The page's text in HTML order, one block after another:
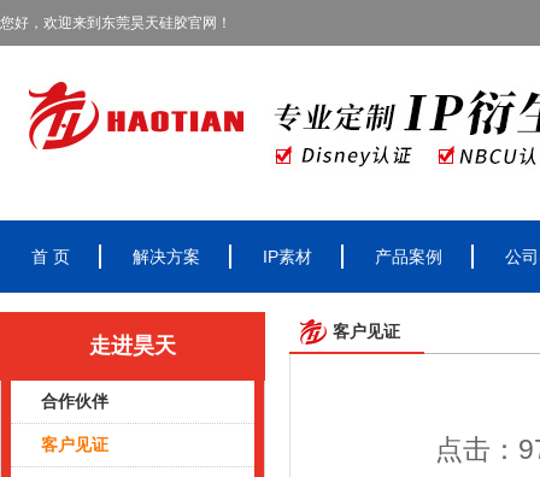
您好，欢迎来到东莞昊天硅胶官网！
首 页 解决方案 IP素材 产品案例 公
走进昊天
合作伙伴
客户见证
客户见证
点击：